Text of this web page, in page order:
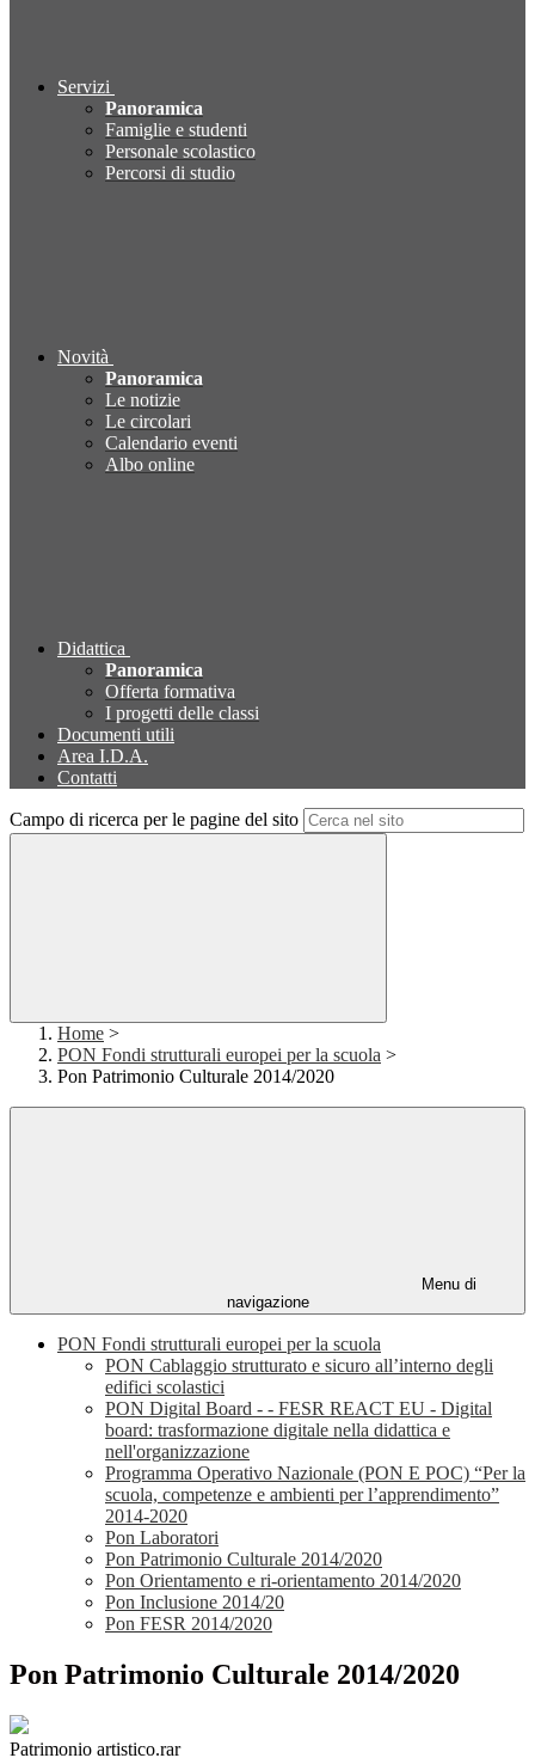
Servizi
Panoramica
Famiglie e studenti
Personale scolastico
Percorsi di studio
Novità
Panoramica
Le notizie
Le circolari
Calendario eventi
Albo online
Didattica
Panoramica
Offerta formativa
I progetti delle classi
Documenti utili
Area I.D.A.
Contatti
Campo di ricerca per le pagine del sito
Home >
PON Fondi strutturali europei per la scuola >
Pon Patrimonio Culturale 2014/2020
Menu di
navigazione
PON Fondi strutturali europei per la scuola
PON Cablaggio strutturato e sicuro all’interno degli
edifici scolastici
PON Digital Board - - FESR REACT EU - Digital
board: trasformazione digitale nella didattica e
nell'organizzazione
Programma Operativo Nazionale (PON E POC) “Per la
scuola, competenze e ambienti per l’apprendimento”
2014-2020
Pon Laboratori
Pon Patrimonio Culturale 2014/2020
Pon Orientamento e ri-orientamento 2014/2020
Pon Inclusione 2014/20
Pon FESR 2014/2020
Pon Patrimonio Culturale 2014/2020
Patrimonio artistico.rar